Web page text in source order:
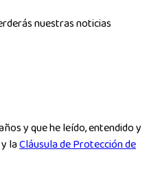
nuestras noticias
y que he leído, entendido y
y laCláusula de Protección de